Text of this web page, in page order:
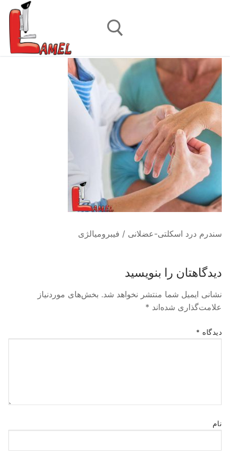
جستجو برای:
سندرم درد اسکلتی-عضلانی / فیبرومیالژی
دیدگاهتان را بنویسید
نشانی ایمیل شما منتشر نخواهد شد. بخش‌های موردنیاز
علامت‌گذاری شده‌اند *
دیدگاه *
نام